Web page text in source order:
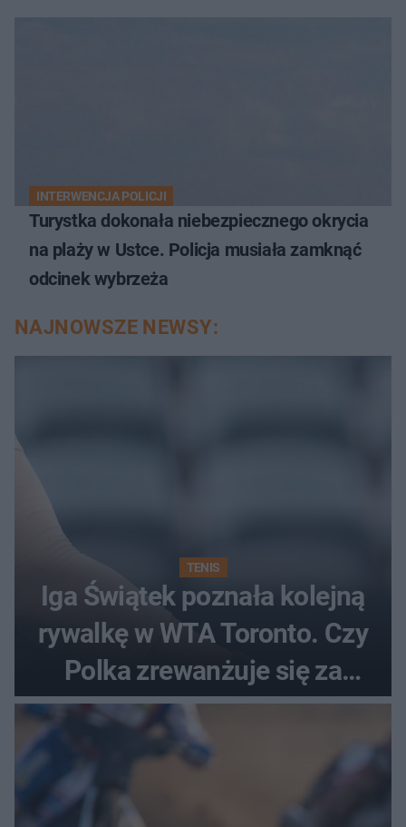
INTERWENCJA POLICJI
Turystka dokonała niebezpiecznego okrycia
na plaży w Ustce. Policja musiała zamknąć
odcinek wybrzeża
NAJNOWSZE NEWSY:
TENIS
Iga Świątek poznała kolejną
rywalkę w WTA Toronto. Czy
Polka zrewanżuje się za
ostatnią porażkę?